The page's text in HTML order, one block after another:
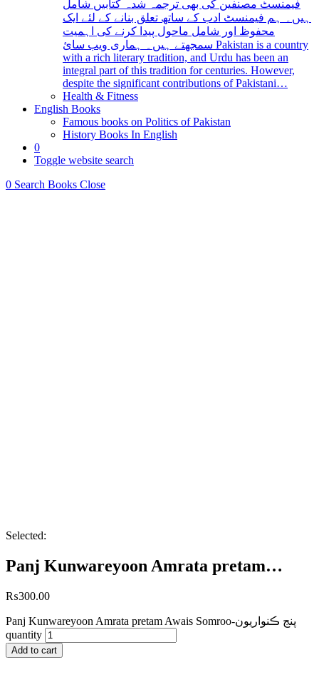
فیمنسٹ مصنفین کی بھی ترجمہ شدہ کتابیں شامل
ہیں۔ ہم فیمنسٹ ادب کے ساتھ تعلق بنانے کے لئے ایک
محفوظ اور شامل ماحول پیدا کرنے کی اہمیت
سمجھتے ہیں۔ ہماری ویب سائ Pakistan is a country
with a rich literary tradition, and Urdu has been an
integral part of this tradition for centuries. However,
despite the significant contributions of Pakistani…
Health & Fitness
English Books
Famous books on Politics of Pakistan
History Books In English
0
Toggle website search
0 Search Books Close
Selected:
Panj Kunwareyoon Amrata pretam…
₨300.00
Panj Kunwareyoon Amrata pretam Awais Somroo-پنج ڪنواريون
quantity
Add to cart